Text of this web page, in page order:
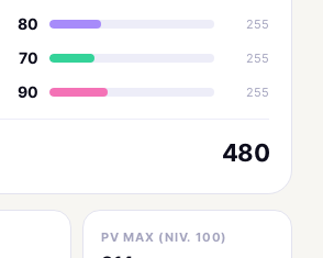
80 255
70 255
90 255
480
PV MAX (NIV. 100)